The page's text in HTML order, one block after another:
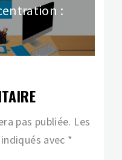
:
pas publiée. Les
avec *